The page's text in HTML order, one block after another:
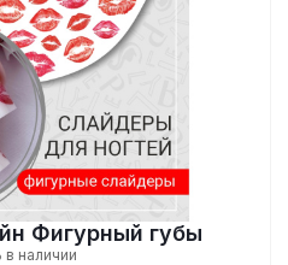
Фигурный губы
в наличии